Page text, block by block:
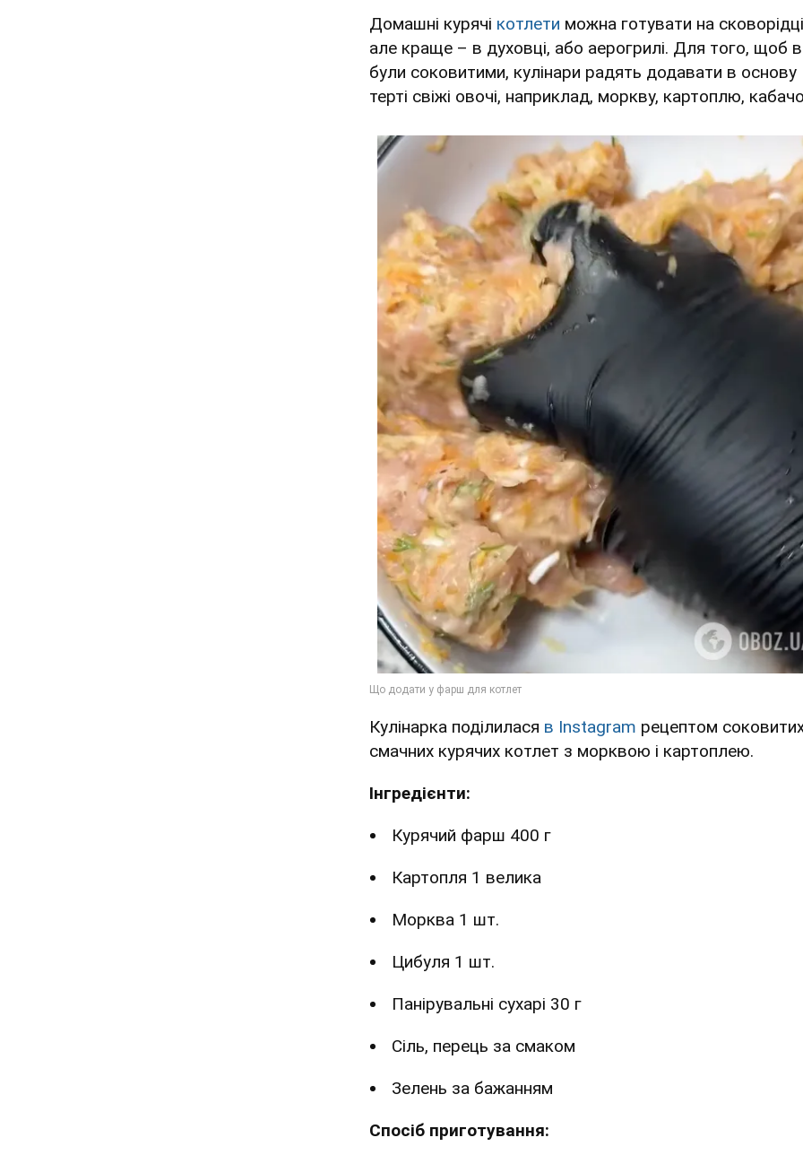
Домашні курячі котлети можна готувати на
але краще – в духовці, або аерогрилі. Для того, щоб
були соковитими, кулінари радять додавати в основу
терті свіжі овочі, наприклад, моркву, картоплю,
Кулінарка поділилася в Instagram рецептом
смачних курячих котлет з морквою і картоплею.
Інгредієнти:
Курячий фарш 400 г
Картопля 1 велика
Морква 1 шт.
Цибуля 1 шт.
Панірувальні сухарі 30 г
Сіль, перець за смаком
Зелень за бажанням
Спосіб приготування: